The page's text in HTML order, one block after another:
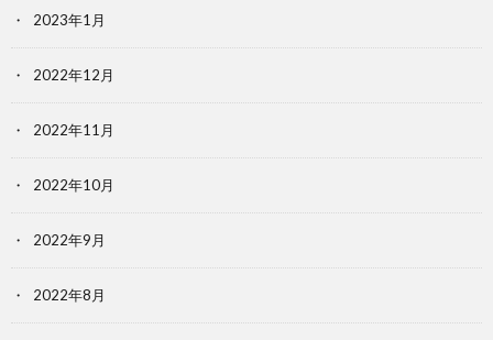
2023年1月
2022年12月
2022年11月
2022年10月
2022年9月
2022年8月